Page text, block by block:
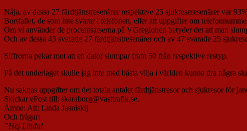
Nåja, av dessa 27 färdtjänstresenärer respektive 25 sjukreseresenärer var
Bortfallet, de som inte svarar i telefonen, eller att uppgifter om
Om vi använder de procentsatserna på VGregionen betyder det att man
Och av dessa 43 svarade 27 färdtjänstresenärer och av 47 svarade 25
Siffrorna pekar mot att en dator slumpar fram 50 från respektive restyp.
På det underlaget skulle jag inte med bästa vilja i världen kunna dra några
Nu saknas uppgifter om det totala antalet färdtjänstresor och sjukresor för
Skickar ePost till: skaraborg@vasttrafik.se.
Ämne: Att: Linda Jasniskij
Och frågar:
”Hej Linda!